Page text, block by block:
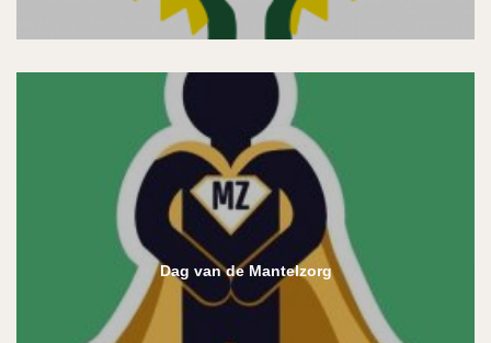
Dag van de Mantelzorg